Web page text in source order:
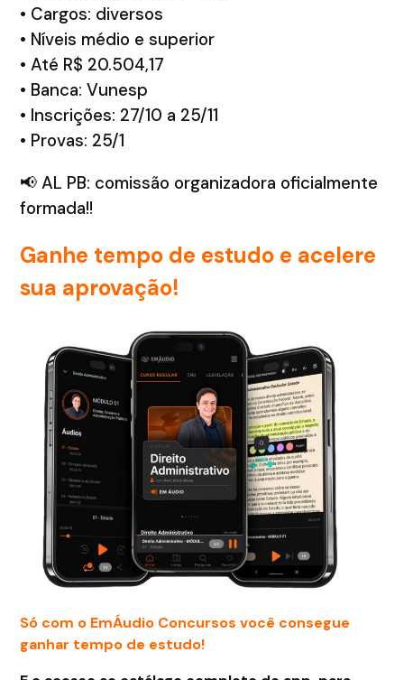
• Cargos: diversos
• Níveis médio e superior
• Até R$ 20.504,17
• Banca: Vunesp
• Inscrições: 27/10 a 25/11
• Provas: 25/1
📢 AL PB: comissão organizadora oficialmente
formada!!
Ganhe tempo de estudo e acelere
sua aprovação!
Só com o EmÁudio Concursos você consegue
ganhar tempo de estudo!